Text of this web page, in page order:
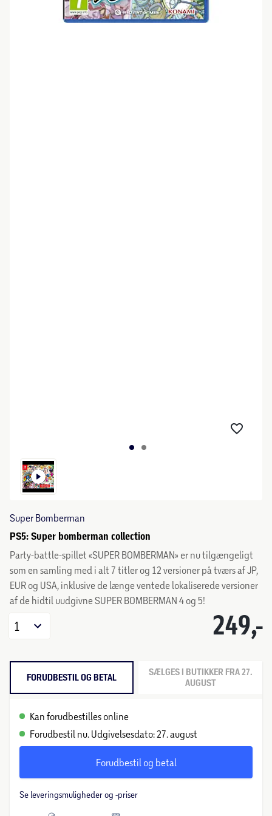
Super Bomberman
PS5: Super bomberman collection
Party-battle-spillet «SUPER BOMBERMAN» er nu tilgængeligt
som en samling med i alt 7 titler og 12 versioner på tværs af JP,
EUR og USA, inklusive de længe ventede lokaliserede versioner
af de hidtil uudgivne SUPER BOMBERMAN 4 og 5!
249,-
1
FORUDBESTIL OG BETAL
SÆLGES I BUTIKKER FRA 27.
AUGUST
Kan forudbestilles online
Forudbestil nu. Udgivelsesdato: 27. august
Forudbestil og betal
Se leveringsmuligheder og -priser